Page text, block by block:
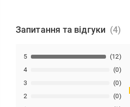
Запитання та відгуки
2 (0)
3 (0)
4 (0)
5 (12)